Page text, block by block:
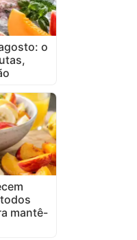
o
mantê-